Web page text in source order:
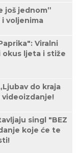
još jednom”
voljenima
Viralni
ljeta i stiže
do kraja
singl "BEZ
koje će te